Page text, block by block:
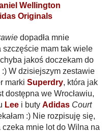
Wellington
Originals
dopadła mnie
mam tak wiele
jakoś doczekam do
W dzisiejszym zestawie
marki Superdry, która jak
dostępna we Wrocławiu,
Lee i buty Adidas Court
:) Nie rozpisuję się,
mnie lot do Wilna na